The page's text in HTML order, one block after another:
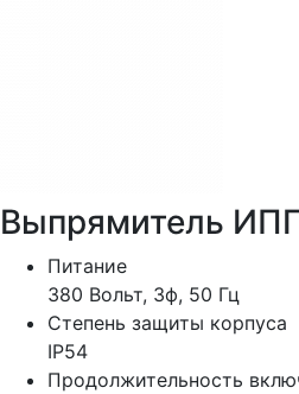
Выпрямитель
Питание
380 Вольт, 3ф, 50 Гц
Степень защиты корпуса
IP54
Продолжительность